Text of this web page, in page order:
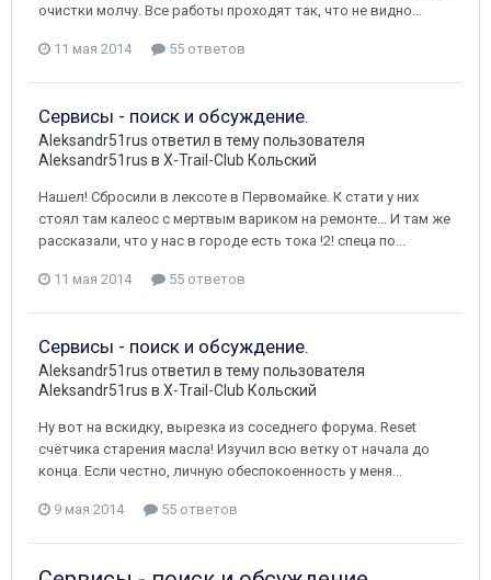
очистки молчу. Все работы проходят так, что не видно...
11 мая 2014 55 ответов
Сервисы - поиск и обсуждение.
Aleksandr51rus ответил в тему пользователя
Aleksandr51rus в X-Trail-Club Кольский
Нашел! Сбросили в лексоте в Первомайке. К стати у них
стоял там калеос с мертвым вариком на ремонте... И там же
рассказали, что у нас в городе есть тока !2! спеца по...
11 мая 2014 55 ответов
Сервисы - поиск и обсуждение.
Aleksandr51rus ответил в тему пользователя
Aleksandr51rus в X-Trail-Club Кольский
Ну вот на вскидку, вырезка из соседнего форума. Reset
счётчика старения масла! Изучил всю ветку от начала до
конца. Если честно, личную обеспокоенность у меня...
9 мая 2014 55 ответов